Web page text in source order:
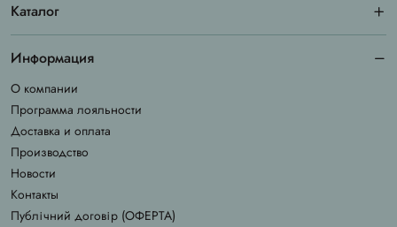
Каталог
Информация
О компании
Программа лояльности
Доставка и оплата
Производство
Новости
Контакты
Публічний договір (ОФЕРТА)